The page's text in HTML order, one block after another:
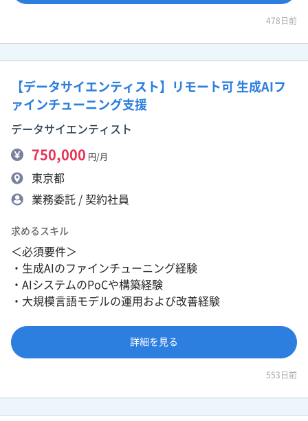
478日前
【データサイエンティスト】リモート可 生成AIフ
ァインチューニング支援
データサイエンティスト
750,000 円/月
東京都
業務委託 / 契約社員
求めるスキル
＜必須要件＞
・生成AIのファインチューニング経験
・AIシステムのPoCや構築経験
・大規模言語モデルの運用および改善経験
詳細を見る
553日前